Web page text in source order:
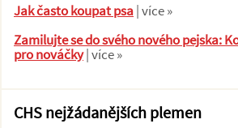
Jak často koupat psa| více »
Zamilujte se do svého nového pejska:
pro nováčky| více »
CHS nejžádanějších plemen